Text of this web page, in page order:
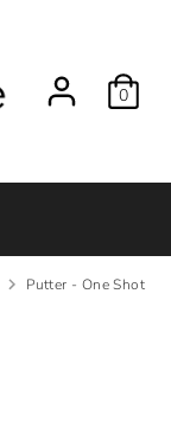
0
Putter - One Shot